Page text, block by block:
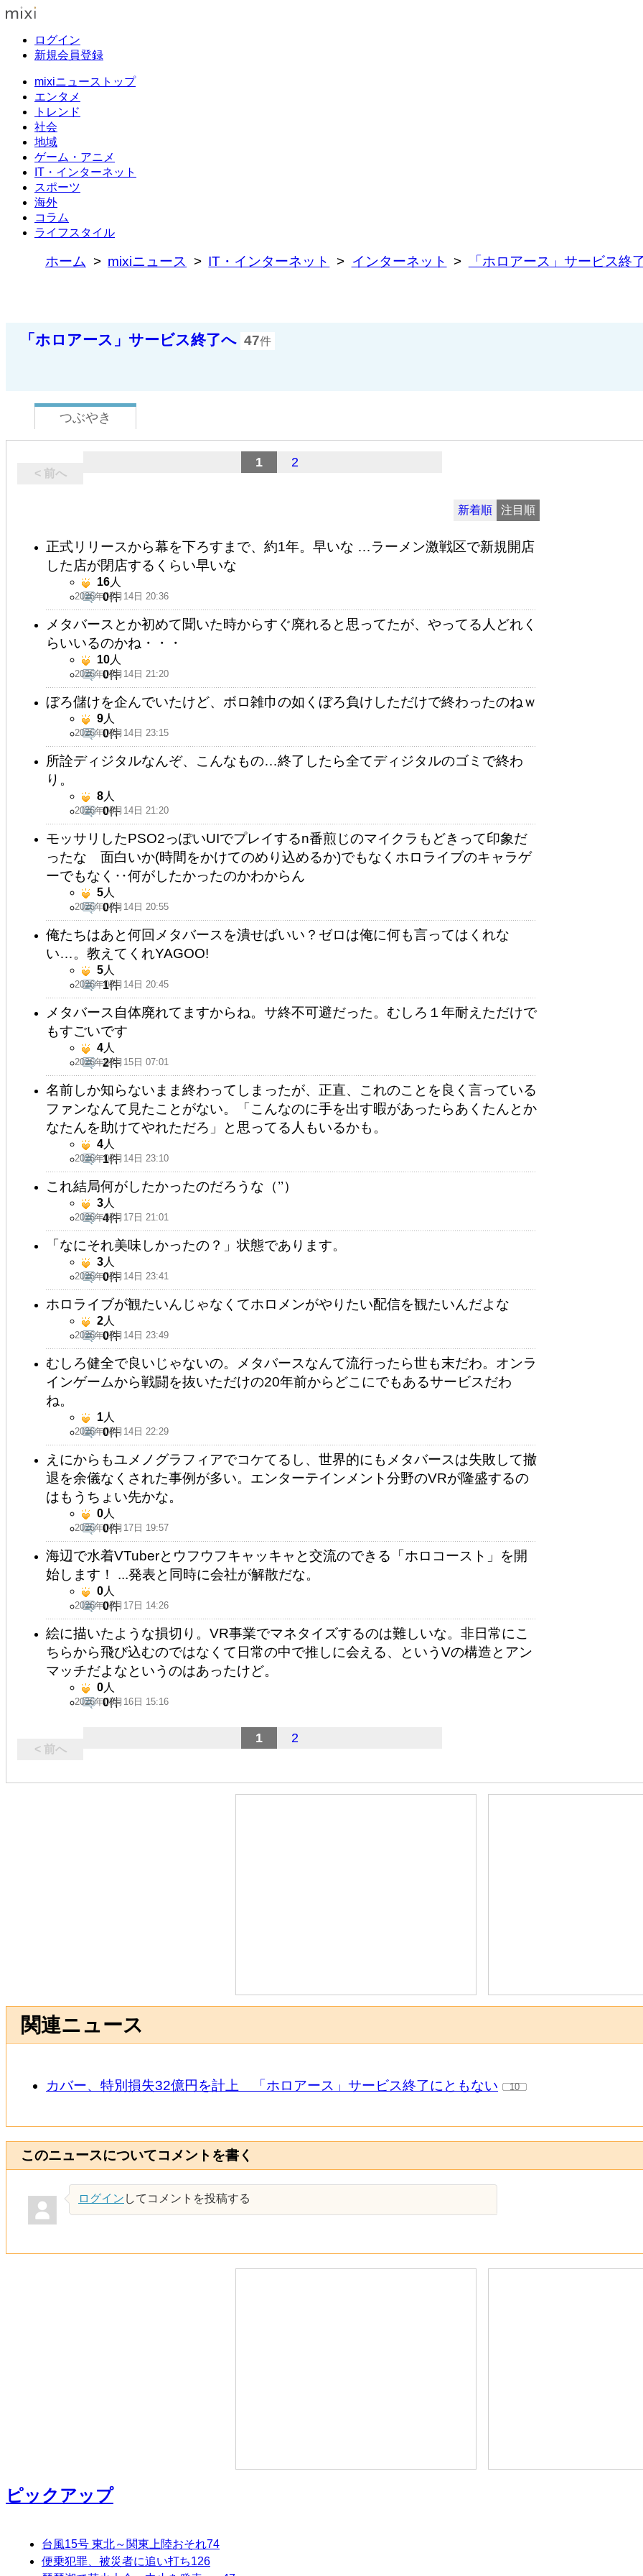
ログイン
新規会員登録
mixiニューストップ
エンタメ
トレンド
社会
地域
ゲーム・アニメ
IT・インターネット
スポーツ
海外
コラム
ライフスタイル
ホーム mixiニュース IT・インターネット インターネット 「ホロアース」サービス終
「ホロアース」サービス終了へ 47件
つぶやき
< 前へ
1 2
新着順 注目順
正式リリースから幕を下ろすまで、約1年。早いな …ラーメン激戦区で新規開店
した店が閉店するくらい早いな
2026年05月14日 20:36
16人
0件
メタバースとか初めて聞いた時からすぐ廃れると思ってたが、やってる人どれく
らいいるのかね・・・
2026年05月14日 21:20
10人
0件
ぼろ儲けを企んでいたけど、ボロ雑巾の如くぼろ負けしただけで終わったのねｗ
2026年05月14日 23:15
9人
0件
所詮ディジタルなんぞ、こんなもの…終了したら全てディジタルのゴミで終わ
り。
2026年05月14日 21:20
8人
0件
モッサリしたPSO2っぽいUIでプレイするn番煎じのマイクラもどきって印象だ
ったな 面白いか(時間をかけてのめり込めるか)でもなくホロライブのキャラゲ
ーでもなく‥何がしたかったのかわからん
2026年05月14日 20:55
5人
0件
俺たちはあと何回メタバースを潰せばいい？ゼロは俺に何も言ってはくれな
い…。教えてくれYAGOO!
2026年05月14日 20:45
5人
1件
メタバース自体廃れてますからね。サ終不可避だった。むしろ１年耐えただけで
もすごいです
2026年05月15日 07:01
4人
2件
名前しか知らないまま終わってしまったが、正直、これのことを良く言っている
ファンなんて見たことがない。「こんなのに手を出す暇があったらあくたんとか
なたんを助けてやれただろ」と思ってる人もいるかも。
2026年05月14日 23:10
4人
1件
これ結局何がしたかったのだろうな（’’）
2026年05月17日 21:01
3人
4件
「なにそれ美味しかったの？」状態であります。
2026年05月14日 23:41
3人
0件
ホロライブが観たいんじゃなくてホロメンがやりたい配信を観たいんだよな
2026年05月14日 23:49
2人
0件
むしろ健全で良いじゃないの。メタバースなんて流行ったら世も末だわ。オンラ
インゲームから戦闘を抜いただけの20年前からどこにでもあるサービスだわ
ね。
2026年05月14日 22:29
1人
0件
えにからもユメノグラフィアでコケてるし、世界的にもメタバースは失敗して撤
退を余儀なくされた事例が多い。エンターテインメント分野のVRが隆盛するの
はもうちょい先かな。
2026年05月17日 19:57
0人
0件
海辺で水着VTuberとウフウフキャッキャと交流のできる「ホロコースト」を開
始します！ ...発表と同時に会社が解散だな。
2026年05月17日 14:26
0人
0件
絵に描いたような損切り。VR事業でマネタイズするのは難しいな。非日常にこ
ちらから飛び込むのではなくて日常の中で推しに会える、というVの構造とアン
マッチだよなというのはあったけど。
2026年05月16日 15:16
0人
0件
< 前へ
1 2
関連ニュース
カバー、特別損失32億円を計上 「ホロアース」サービス終了にともない 10
このニュースについてコメントを書く
ログイン してコメントを投稿する
ピックアップ
台風15号 東北～関東上陸おそれ74
便乗犯罪、被災者に追い打ち126